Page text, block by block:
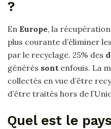
?
En Europe, la
plus courante d’éliminer les
par le recyclage. 25% des
générés sont enfouis. La
collectés en vue d’être
d’être traités hors de
Quel est le